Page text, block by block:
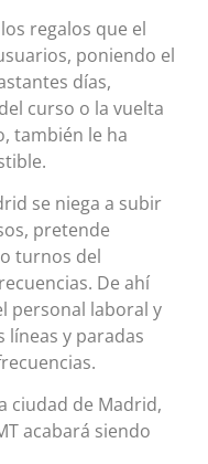
regalos que el
poniendo el
días,
curso o la vuelta
también le ha
se niega a subir
pretende
turnos del
De ahí
personal laboral y
líneas y paradas
ciudad de Madrid,
acabará siendo